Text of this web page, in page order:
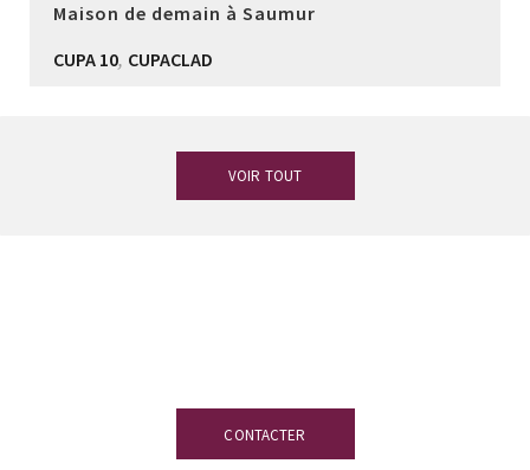
Maison de demain à Saumur
CUPA 10, CUPACLAD
VOIR TOUT
CONTACTER